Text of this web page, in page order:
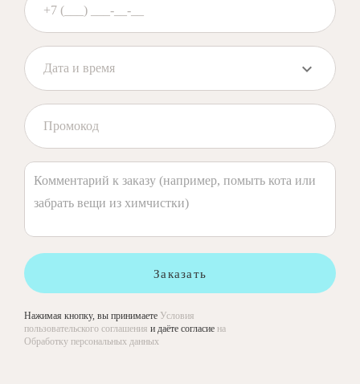
Заказать
Нажимая кнопку, вы принимаете Условия
пользовательского соглашения и даёте согласие на
Обработку персональных данных